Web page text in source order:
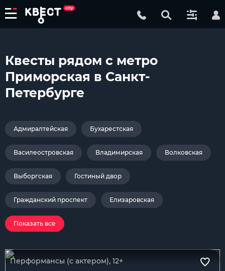
Квесты рядом с метро
Приморская в Санкт-
Петербурге
Адмиралтейская Бухарестская
Василеостровская Владимирская Волковская
Выборгская Гостиный двор
Гражданский проспект Елизаровская
Показать все
Перформансы (с актером), 12+